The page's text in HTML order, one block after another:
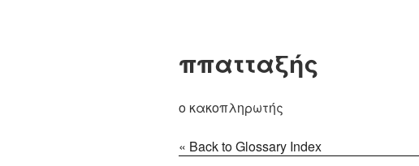
ππατταξής
ο κακοπληρωτής
« Back to Glossary Index